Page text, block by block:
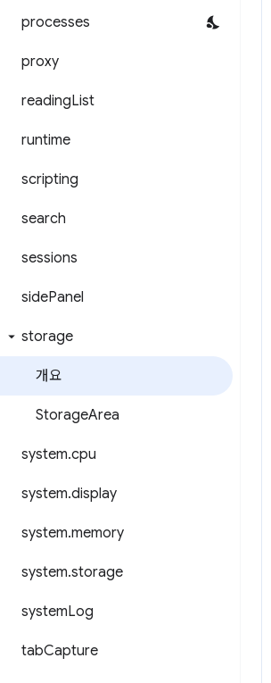
processes
proxy
readingList
runtime
scripting
search
sessions
sidePanel
storage
개요
StorageArea
system.cpu
system.display
system.memory
system.storage
systemLog
tabCapture